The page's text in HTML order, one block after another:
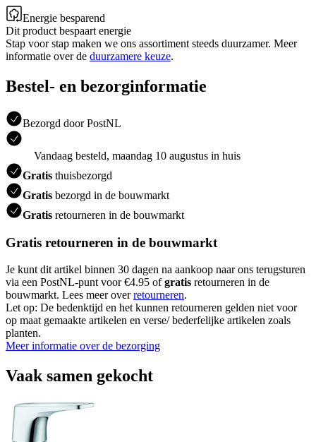
Energie besparend
Dit product bespaart energie
Stap voor stap maken we ons assortiment steeds duurzamer. Meer
informatie over de duurzamere keuze.
Bestel- en bezorginformatie
Bezorgd door PostNL
Vandaag besteld, maandag 10 augustus in huis
Gratis thuisbezorgd
Gratis bezorgd in de bouwmarkt
Gratis retourneren in de bouwmarkt
Gratis retourneren in de bouwmarkt
Je kunt dit artikel binnen 30 dagen na aankoop naar ons terugsturen
via een PostNL-punt voor €4.95 ofgratis retourneren in de
bouwmarkt. Lees meer overretourneren.
Let op: De bedenktijd en het kunnen retourneren gelden niet voor
op maat gemaakte artikelen en verse/ bederfelijke artikelen zoals
planten.
Meer informatie over de bezorging
Vaak samen gekocht